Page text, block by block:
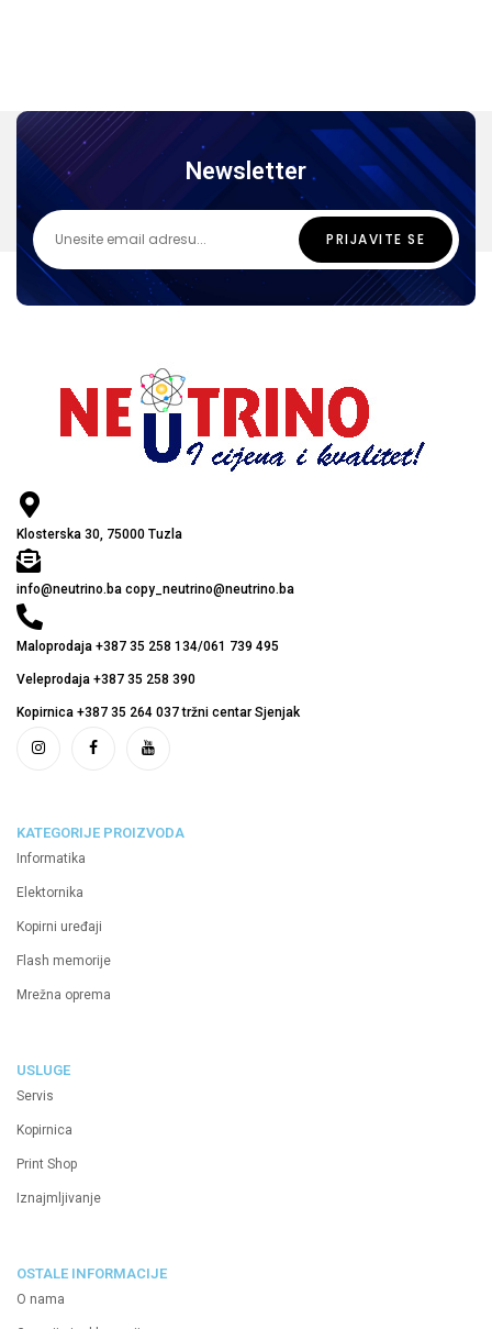
Newsletter
Klosterska 30, 75000 Tuzla
info@neutrino.ba copy_neutrino@neutrino.ba
Maloprodaja +387 35 258 134/061 739 495
Veleprodaja +387 35 258 390
Kopirnica +387 35 264 037 tržni centar Sjenjak
KATEGORIJE PROIZVODA
Informatika
Elektornika
Kopirni uređaji
Flash memorije
Mrežna oprema
USLUGE
Servis
Kopirnica
Print Shop
Iznajmljivanje
OSTALE INFORMACIJE
O nama